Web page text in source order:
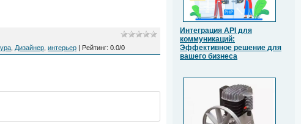
Дизайнер интерьер | Рейтинг: 0.0/0
Интеграция API для
коммуникаций:
Эффективное решение для
вашего бизнеса